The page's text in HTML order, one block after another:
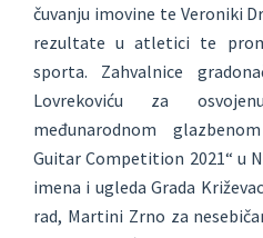
čuvanju imovine te Veroniki
rezultate u atletici te
sporta. Zahvalnice
Lovrekoviću za
međunarodnom
Guitar Competition 2021“ u
imena i ugleda Grada
rad, Martini Zrno za